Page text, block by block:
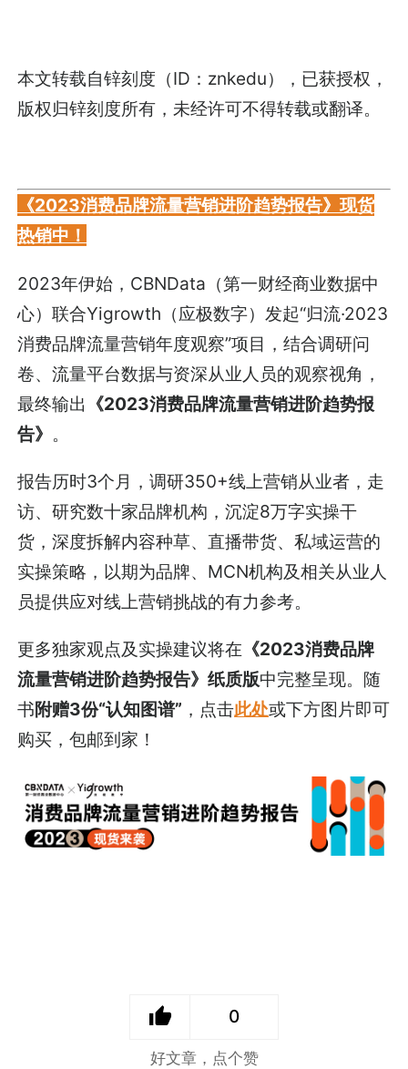
本文转载自锌刻度（ID：znkedu），已获授权，
版权归锌刻度所有，未经许可不得转载或翻译。
《2023消费品牌流量营销进阶趋势报告》现货
热销中！
2023年伊始，CBNData（第一财经商业数据中
心）联合Yigrowth（应极数字）发起“归流·2023
消费品牌流量营销年度观察”项目，结合调研问
卷、流量平台数据与资深从业人员的观察视角，
最终输出 《2023消费品牌流量营销进阶趋势报
告》 。
报告历时3个月，调研350+线上营销从业者，走
访、研究数十家品牌机构，沉淀8万字实操干
货，深度拆解内容种草、直播带货、私域运营的
实操策略，以期为品牌、MCN机构及相关从业人
员提供应对线上营销挑战的有力参考。
更多独家观点及实操建议将在 《2023消费品牌
流量营销进阶趋势报告》纸质版中完整呈现。随
书附赠3份“认知图谱” ，点击此处或下方图片即可
购买，包邮到家！
0
好文章，点个赞